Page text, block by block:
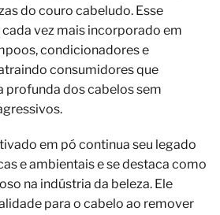
do couro cabeludo. Esse
vez mais incorporado em
condicionadores e
consumidores que
profunda dos cabelos sem
em pó continua seu legado
e ambientais e se destaca como
na indústria da beleza. Ele
para o cabelo ao remover